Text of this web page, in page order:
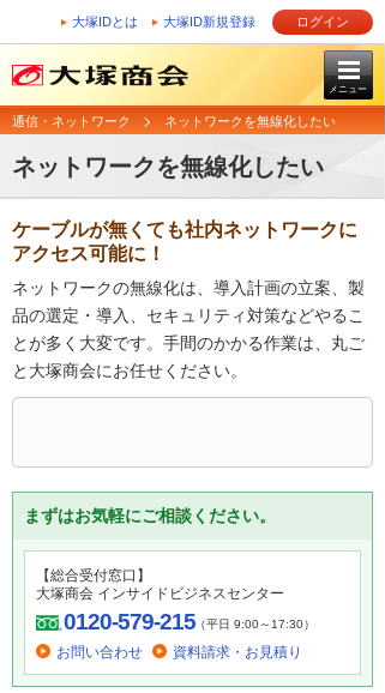
大塚IDとは 大塚ID新規登録 ログイン
メニュー
通信・ネットワーク ネットワークを無線化したい
ネットワークを無線化したい
ケーブルが無くても社内ネットワークに
アクセス可能に！
ネットワークの無線化は、導入計画の立案、製
品の選定・導入、セキュリティ対策などやるこ
とが多く大変です。手間のかかる作業は、丸ご
と大塚商会にお任せください。
まずはお気軽にご相談ください。
【総合受付窓口】
大塚商会 インサイドビジネスセンター
0120-579-215（平日 9:00～17:30）
お問い合わせ 資料請求・お見積り